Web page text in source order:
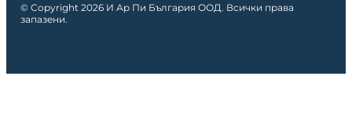
© Copyright 2026 И Ар Пи България ООД. Всички права
запазени.